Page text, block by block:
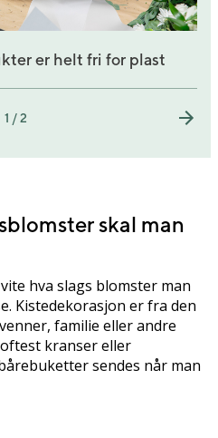
er helt fri for plast
1 / 2
skal man
hva slags blomster man
Kistedekorasjon er fra den
familie eller andre
kranser eller
sendes når man